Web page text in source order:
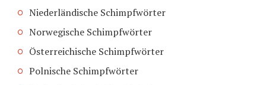
Niederländische Schimpfwörter
Norwegische Schimpfwörter
Österreichische Schimpfwörter
Polnische Schimpfwörter